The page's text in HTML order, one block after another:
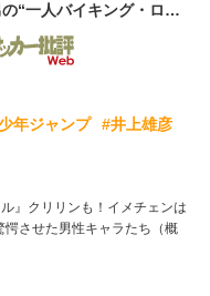
“一人バイキング・ロ
をもらった」
年ジャンプ
#井上雄彦
』クリリンも！イメチェンは
させた男性キャラたち（概